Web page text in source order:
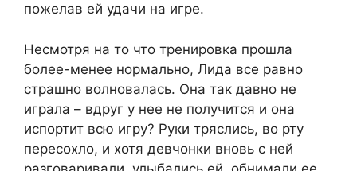
пожелав ей удачи на игре.
Несмотря на то что тренировка прошла
более-менее нормально, Лида все равно
страшно волновалась. Она так давно не
играла – вдруг у нее не получится и она
испортит всю игру? Руки тряслись, во рту
пересохло, и хотя девчонки вновь с ней